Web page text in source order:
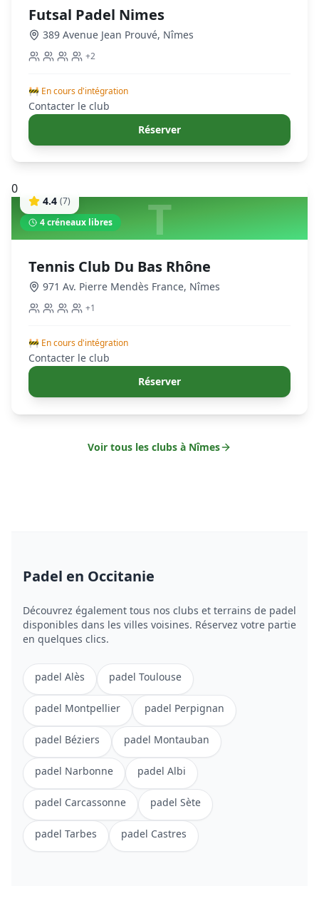
Futsal Padel Nimes
389 Avenue Jean Prouvé, Nîmes
+2
🚧 En cours d'intégration
Contacter le club
Réserver
0
T
4.4 (7)
4créneaux libres
Tennis Club Du Bas Rhône
971 Av. Pierre Mendès France, Nîmes
+1
🚧 En cours d'intégration
Contacter le club
Réserver
Voir tous les clubs à Nîmes
Padel en Occitanie
Découvrez également tous nos clubs et terrains de padel
disponibles dans les villes voisines. Réservez votre partie
en quelques clics.
padel Alès padel Toulouse
padel Montpellier padel Perpignan
padel Béziers padel Montauban
padel Narbonne padel Albi
padel Carcassonne padel Sète
padel Tarbes padel Castres